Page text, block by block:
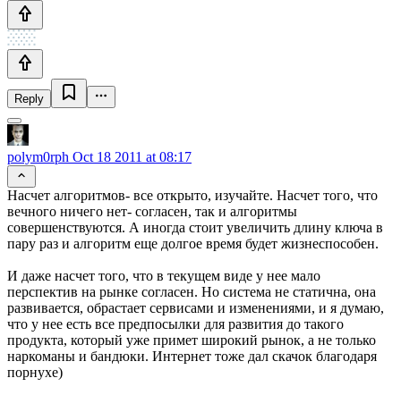
Reply
polym0rph Oct 18 2011 at 08:17
Насчет алгоритмов- все открыто, изучайте. Насчет того, что
вечного ничего нет- согласен, так и алгоритмы
совершенствуются. А иногда стоит увеличить длину ключа в
пару раз и алгоритм еще долгое время будет жизнеспособен.
И даже насчет того, что в текущем виде у нее мало
перспектив на рынке согласен. Но система не статична, она
развивается, обрастает сервисами и изменениями, и я думаю,
что у нее есть все предпосылки для развития до такого
продукта, который уже примет широкий рынок, а не только
наркоманы и бандюки. Интернет тоже дал скачок благодаря
порнухе)